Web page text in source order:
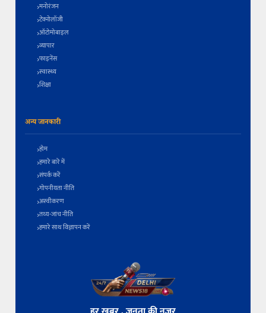
मनोरंजन
टेक्नोलॉजी
ऑटोमोबाइल
व्यापार
फाइनेंस
स्वास्थ्य
शिक्षा
अन्य जानकारी
होम
हमारे बारे में
संपर्क करें
गोपनीयता नीति
अस्वीकरण
तथ्य-जांच नीति
हमारे साथ विज्ञापन करें